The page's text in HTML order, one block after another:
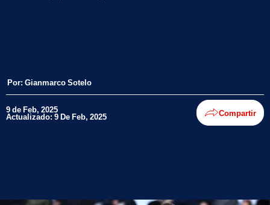
Por: Gianmarco Sotelo
9 de Feb, 2025
Actualizado: 9 De Feb, 2025 Compartir